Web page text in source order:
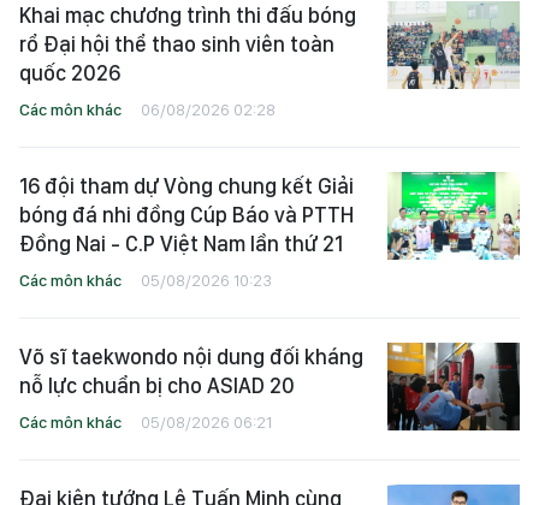
Khai mạc chương trình thi đấu bóng
rổ Đại hội thể thao sinh viên toàn
quốc 2026
Các môn khác 06/08/2026 02:28
16 đội tham dự Vòng chung kết Giải
bóng đá nhi đồng Cúp Báo và PTTH
Đồng Nai - C.P Việt Nam lần thứ 21
Các môn khác 05/08/2026 10:23
Võ sĩ taekwondo nội dung đối kháng
nỗ lực chuẩn bị cho ASIAD 20
Các môn khác 05/08/2026 06:21
Đại kiện tướng Lê Tuấn Minh cùng